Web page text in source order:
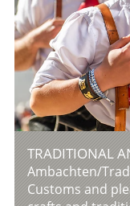
TRADITIONAL
Ambachten/
Customs and